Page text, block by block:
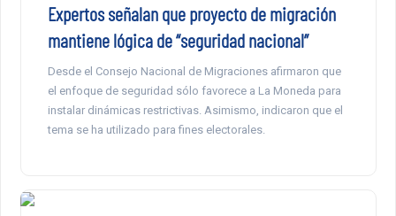
Expertos señalan que proyecto de migración
mantiene lógica de “seguridad nacional”
Desde el Consejo Nacional de Migraciones afirmaron que
el enfoque de seguridad sólo favorece a La Moneda para
instalar dinámicas restrictivas. Asimismo, indicaron que el
tema se ha utilizado para fines electorales.